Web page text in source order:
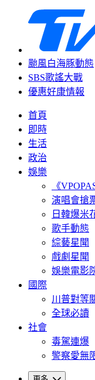
颱風白海豚動態
SBS歌謠大戰
優惠好康情報
首頁
即時
生活
政治
娛樂
《
演唱會搶
日韓爆米
歌手動態
綜藝星聞
戲劇星聞
娛樂電影
國際
川普對等
全球必讀
社會
毒駕連爆
警察愛無